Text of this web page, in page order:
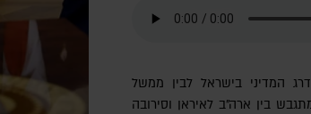
המדיני בישראל לבין ממשל
בין ארה"ב לאיראן וסירובה